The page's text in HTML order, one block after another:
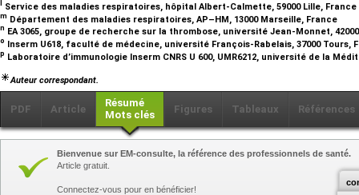
Service des maladies respiratoires, hôpital Albert-Calmette, 59000 Lille, France
m Département des maladies respiratoires, AP–HM, 13000 Marseille, France
n EA 3065, groupe de recherche sur la thrombose, université Jean-Monnet,
o Inserm U618, faculté de médecine, université François-Rabelais, 37000 Tours,
p Laboratoire d’immunologie Inserm CNRS U 600, UMR6212, université de la
Auteur correspondant.
PDF Article
Résumé
Mots clés
Figures Tableaux Références
Bienvenue sur EM-consulte, la référence des professionnels de santé.
Article gratuit.
Connectez-vous pour en bénéficier!